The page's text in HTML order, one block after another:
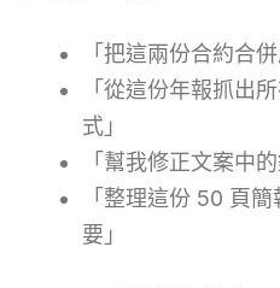
「把這兩份合約合併
「從這份年報抓出
式」
「幫我修正文案中
「整理這份 50 頁
要」